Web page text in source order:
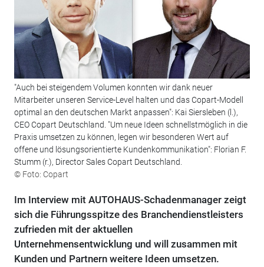
"Auch bei steigendem Volumen konnten wir dank neuer
Mitarbeiter unseren Service-Level halten und das Copart-Modell
optimal an den deutschen Markt anpassen": Kai Siersleben (l.),
CEO Copart Deutschland. "Um neue Ideen schnellstmöglich in die
Praxis umsetzen zu können, legen wir besonderen Wert auf
offene und lösungsorientierte Kundenkommunikation": Florian F.
Stumm (r.), Director Sales Copart Deutschland.
© Foto: Copart
Im Interview mit AUTOHAUS-Schadenmanager zeigt
sich die Führungsspitze des Branchendienstleisters
zufrieden mit der aktuellen
Unternehmensentwicklung und will zusammen mit
Kunden und Partnern weitere Ideen umsetzen.